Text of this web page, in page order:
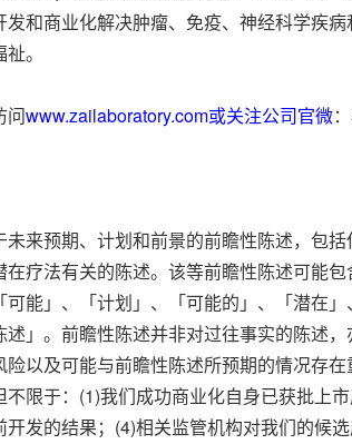
和商业化解决肿瘤、免疫、神经科学疾
。
问www.zailaboratory.com或关注公司官微
来预期、计划和前景的前瞻性陈述，包
疗法有关的陈述。该等前瞻性陈述可能
能」、「计划」、「可能的」、「潜在
」。前瞻性陈述并非对过往事实的陈述
以及可能与前瞻性陈述所预期的情况存
限于：(1)我们成功商业化自身已获批上
发的结果；(4)相关监管机构对我们的候